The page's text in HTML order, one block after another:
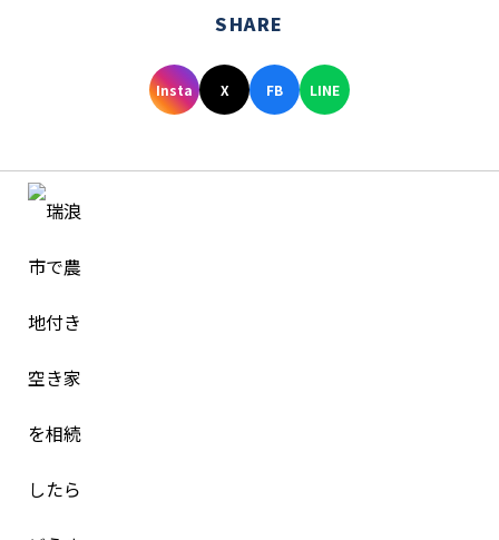
SHARE
Insta X FB LINE